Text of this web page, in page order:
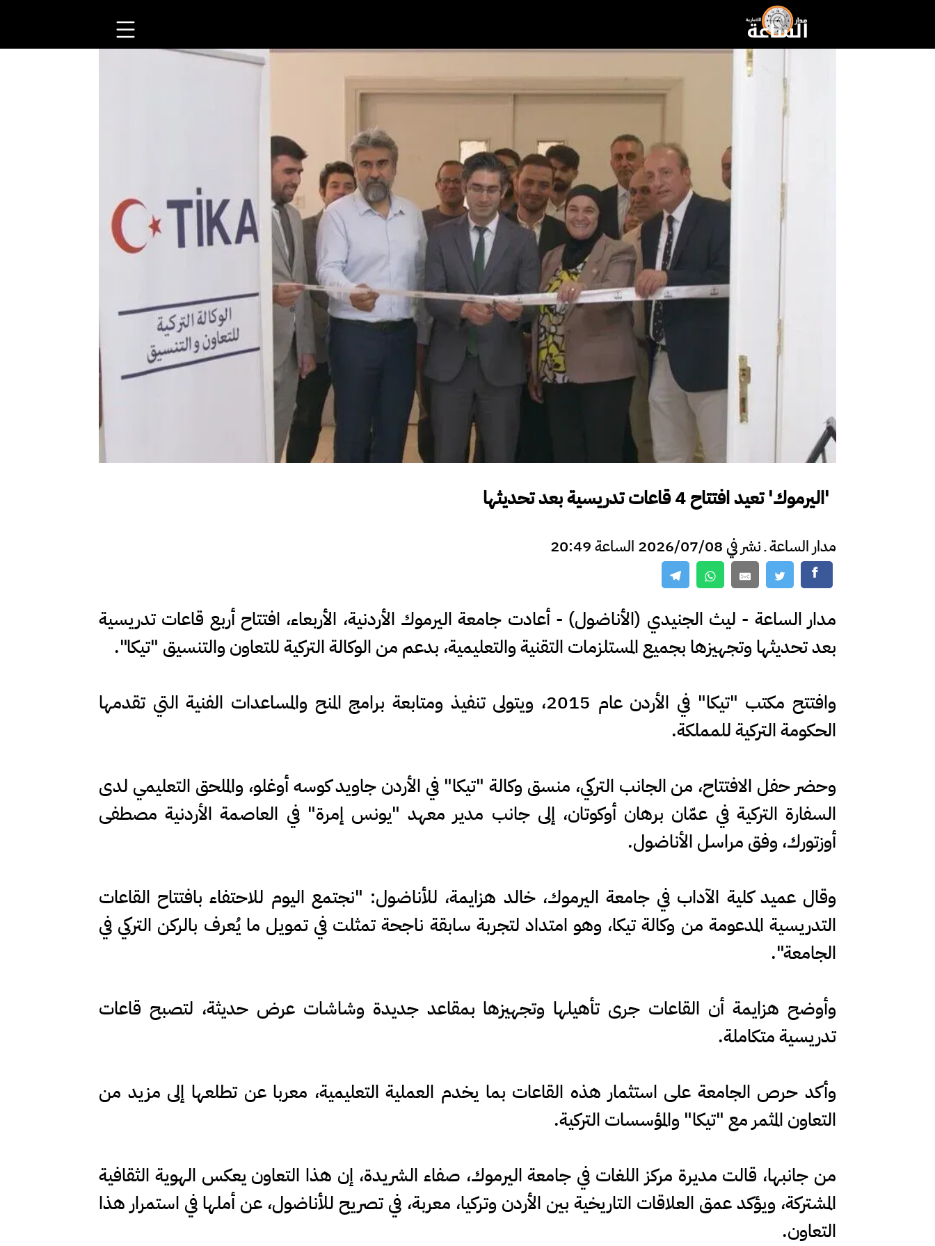
'اليرموك' تعيد افتتاح 4 قاعات تدريسية بعد تحديثها
مدار الساعة ـ نشر في 2026/07/08 الساعة 20:49
مدار الساعة - ليث الجنيدي (الأناضول) - أعادت جامعة اليرموك الأردنية، الأربعاء، افتتاح أربع قاعات تدريسية
بعد تحديثها وتجهيزها بجميع المستلزمات التقنية والتعليمية، بدعم من الوكالة التركية للتعاون والتنسيق "تيكا".
وافتتح مكتب "تيكا" في الأردن عام 2015، ويتولى تنفيذ ومتابعة برامج المنح والمساعدات الفنية التي تقدمها
الحكومة التركية للمملكة.
وحضر حفل الافتتاح، من الجانب التركي، منسق وكالة "تيكا" في الأردن جاويد كوسه أوغلو، والملحق التعليمي لدى
السفارة التركية في عمّان برهان أوكوتان، إلى جانب مدير معهد "يونس إمرة" في العاصمة الأردنية مصطفى
أوزتورك، وفق مراسل الأناضول.
وقال عميد كلية الآداب في جامعة اليرموك، خالد هزايمة، للأناضول: "نجتمع اليوم للاحتفاء بافتتاح القاعات
التدريسية المدعومة من وكالة تيكا، وهو امتداد لتجربة سابقة ناجحة تمثلت في تمويل ما يُعرف بالركن التركي في
الجامعة".
وأوضح هزايمة أن القاعات جرى تأهيلها وتجهيزها بمقاعد جديدة وشاشات عرض حديثة، لتصبح قاعات
تدريسية متكاملة.
وأكد حرص الجامعة على استثمار هذه القاعات بما يخدم العملية التعليمية، معربا عن تطلعها إلى مزيد من
التعاون المثمر مع "تيكا" والمؤسسات التركية.
من جانبها، قالت مديرة مركز اللغات في جامعة اليرموك، صفاء الشريدة، إن هذا التعاون يعكس الهوية الثقافية
المشتركة، ويؤكد عمق العلاقات التاريخية بين الأردن وتركيا، معربة، في تصريح للأناضول، عن أملها في استمرار هذا
التعاون.